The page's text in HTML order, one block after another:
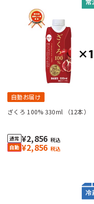
自動お届け
ざくろ 100% 330ml （12本）
¥2,856 税込
¥2,856 税込